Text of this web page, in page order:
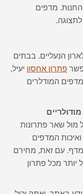
מדפים
לתצוגה.
הנעליים. בבתים
פתרון אחסון יעיל,
המודלרים
מול שאר פתרונות
המדפים
עם זאת, מחירם
יותר מכל פתרון